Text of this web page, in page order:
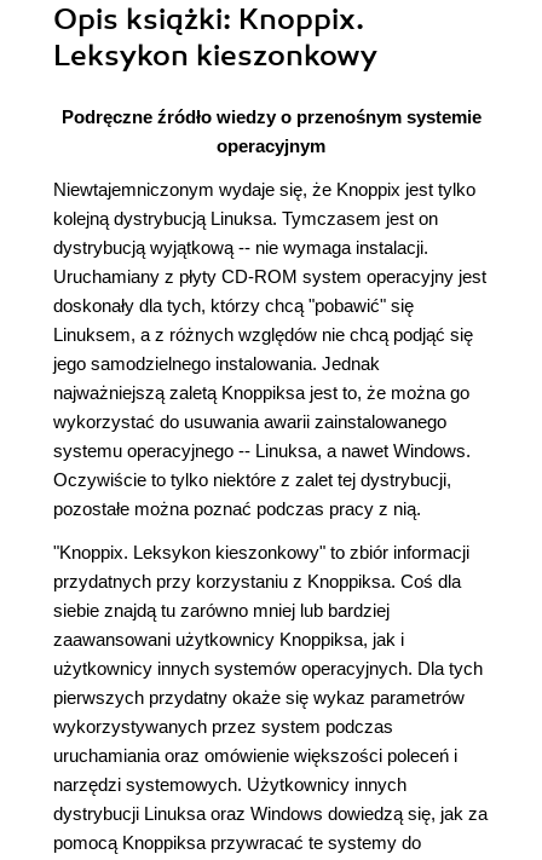
Opis książki: Knoppix.
Leksykon kieszonkowy
Podręczne źródło wiedzy o przenośnym systemie
operacyjnym
Niewtajemniczonym wydaje się, że Knoppix jest tylko
kolejną dystrybucją Linuksa. Tymczasem jest on
dystrybucją wyjątkową -- nie wymaga instalacji.
Uruchamiany z płyty CD-ROM system operacyjny jest
doskonały dla tych, którzy chcą "pobawić" się
Linuksem, a z różnych względów nie chcą podjąć się
jego samodzielnego instalowania. Jednak
najważniejszą zaletą Knoppiksa jest to, że można go
wykorzystać do usuwania awarii zainstalowanego
systemu operacyjnego -- Linuksa, a nawet Windows.
Oczywiście to tylko niektóre z zalet tej dystrybucji,
pozostałe można poznać podczas pracy z nią.
"Knoppix. Leksykon kieszonkowy" to zbiór informacji
przydatnych przy korzystaniu z Knoppiksa. Coś dla
siebie znajdą tu zarówno mniej lub bardziej
zaawansowani użytkownicy Knoppiksa, jak i
użytkownicy innych systemów operacyjnych. Dla tych
pierwszych przydatny okaże się wykaz parametrów
wykorzystywanych przez system podczas
uruchamiania oraz omówienie większości poleceń i
narzędzi systemowych. Użytkownicy innych
dystrybucji Linuksa oraz Windows dowiedzą się, jak za
pomocą Knoppiksa przywracać te systemy do